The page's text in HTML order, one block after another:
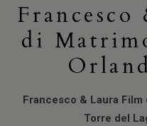
di
Francesco & Laura
Torre del